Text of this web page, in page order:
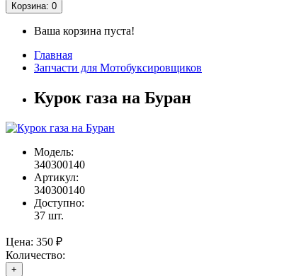
Корзина: 0
Ваша корзина пуста!
Главная
Запчасти для Мотобуксировщиков
Курок газа на Буран
Модель:
340300140
Артикул:
340300140
Доступно:
37 шт.
Цена: 350 ₽
Количество:
+